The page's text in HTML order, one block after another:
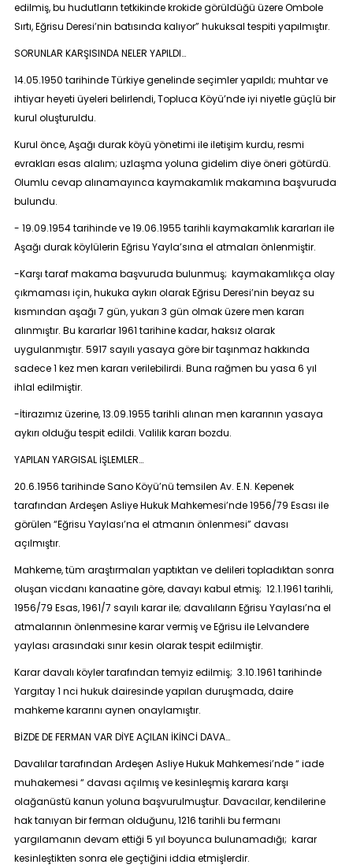
edilmiş, bu hudutların tetkikinde krokide görüldüğü üzere Ombole
Sırtı, Eğrisu Deresi’nin batısında kalıyor” hukuksal tespiti yapılmıştır.
SORUNLAR KARŞISINDA NELER YAPILDI…
14.05.1950 tarihinde Türkiye genelinde seçimler yapıldı; muhtar ve
ihtiyar heyeti üyeleri belirlendi, Topluca Köyü’nde iyi niyetle güçlü bir
kurul oluşturuldu.
Kurul önce, Aşağı durak köyü yönetimi ile iletişim kurdu, resmi
evrakları esas alalım; uzlaşma yoluna gidelim diye öneri götürdü.
Olumlu cevap alınamayınca kaymakamlık makamına başvuruda
bulundu.
- 19.09.1954 tarihinde ve 19.06.1955 tarihli kaymakamlık kararları ile
Aşağı durak köylülerin Eğrisu Yayla’sına el atmaları önlenmiştir.
-Karşı taraf makama başvuruda bulunmuş; kaymakamlıkça olay
çıkmaması için, hukuka aykırı olarak Eğrisu Deresi’nin beyaz su
kısmından aşağı 7 gün, yukarı 3 gün olmak üzere men kararı
alınmıştır. Bu kararlar 1961 tarihine kadar, haksız olarak
uygulanmıştır. 5917 sayılı yasaya göre bir taşınmaz hakkında
sadece 1 kez men kararı verilebilirdi. Buna rağmen bu yasa 6 yıl
ihlal edilmiştir.
-İtirazımız üzerine, 13.09.1955 tarihli alınan men kararının yasaya
aykırı olduğu tespit edildi. Valilik kararı bozdu.
YAPILAN YARGISAL İŞLEMLER…
20.6.1956 tarihinde Sano Köyü’nü temsilen Av. E.N. Kepenek
tarafından Ardeşen Asliye Hukuk Mahkemesi’nde 1956/79 Esası ile
görülen “Eğrisu Yaylası’na el atmanın önlenmesi” davası
açılmıştır.
Mahkeme, tüm araştırmaları yaptıktan ve delileri topladıktan sonra
oluşan vicdanı kanaatine göre, davayı kabul etmiş; 12.1.1961 tarihli,
1956/79 Esas, 1961/7 sayılı karar ile; davalıların Eğrisu Yaylası’na el
atmalarının önlenmesine karar vermiş ve Eğrisu ile Lelvandere
yaylası arasındaki sınır kesin olarak tespit edilmiştir.
Karar davalı köyler tarafından temyiz edilmiş; 3.10.1961 tarihinde
Yargıtay 1 nci hukuk dairesinde yapılan duruşmada, daire
mahkeme kararını aynen onaylamıştır.
BİZDE DE FERMAN VAR DİYE AÇILAN İKİNCİ DAVA…
Davalılar tarafından Ardeşen Asliye Hukuk Mahkemesi’nde “ iade
muhakemesi “ davası açılmış ve kesinleşmiş karara karşı
olağanüstü kanun yoluna başvurulmuştur. Davacılar, kendilerine
hak tanıyan bir ferman olduğunu, 1216 tarihli bu fermanı
yargılamanın devam ettiği 5 yıl boyunca bulunamadığı; karar
kesinleştikten sonra ele geçtiğini iddia etmişlerdir.